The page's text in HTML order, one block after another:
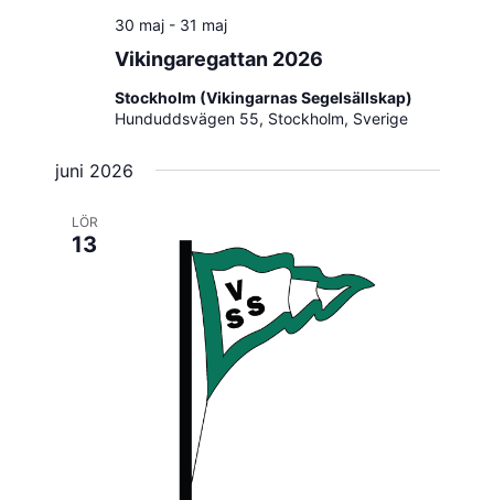
Vikingaregattan 2026
30 maj- 31 maj
Stockholm (Vikingarnas Segelsällskap)
Hunduddsvägen 55, Stockholm, Sverige
juni 2026
LÖR
13